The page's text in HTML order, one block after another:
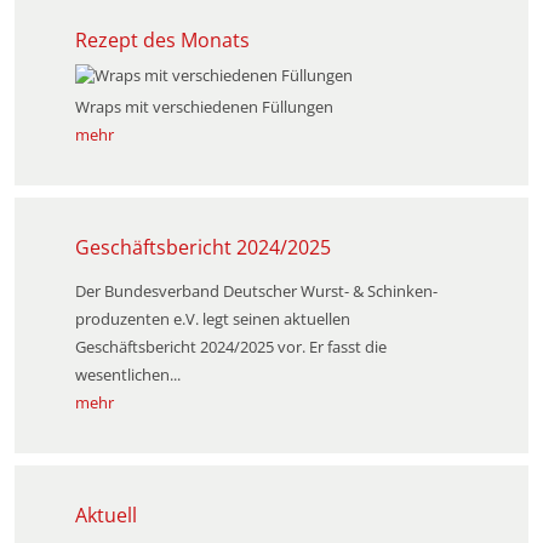
Rezept des Monats
Wraps mit verschiedenen Füllungen
mehr
Geschäftsbericht 2024/2025
Der Bundesverband Deutscher Wurst- & Schinken­
produzenten e.V. legt seinen aktuellen
Geschäftsbericht 2024/2025 vor. Er fasst die
wesentlichen...
mehr
Aktuell